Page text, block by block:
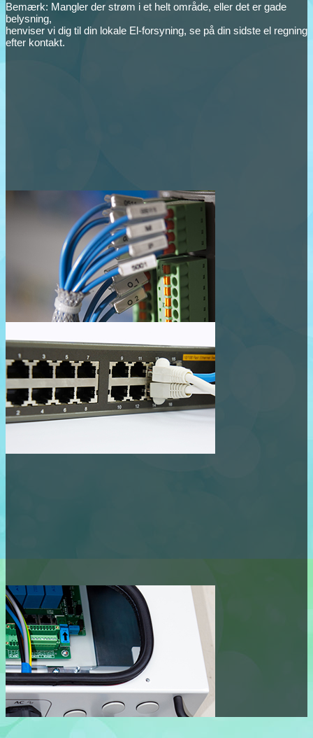
Bemærk: Mangler der strøm i et helt område, eller det er gade
belysning,
henviser vi dig til din lokale El-forsyning, se på din sidste el regning
efter kontakt.